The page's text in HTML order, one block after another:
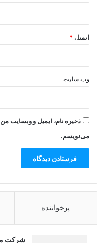
ایمیل *
وب‌ سایت
ذخیره نام، ایمیل و وبسایت
می‌نویسم.
پرخواننده
شرکت